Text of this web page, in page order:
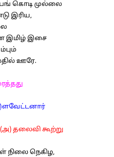
கொடி முல்லை
இரிய,
இமிழ் இசை
ஊரே.
(அ) தலைவி கூற்று
நெகிழ,